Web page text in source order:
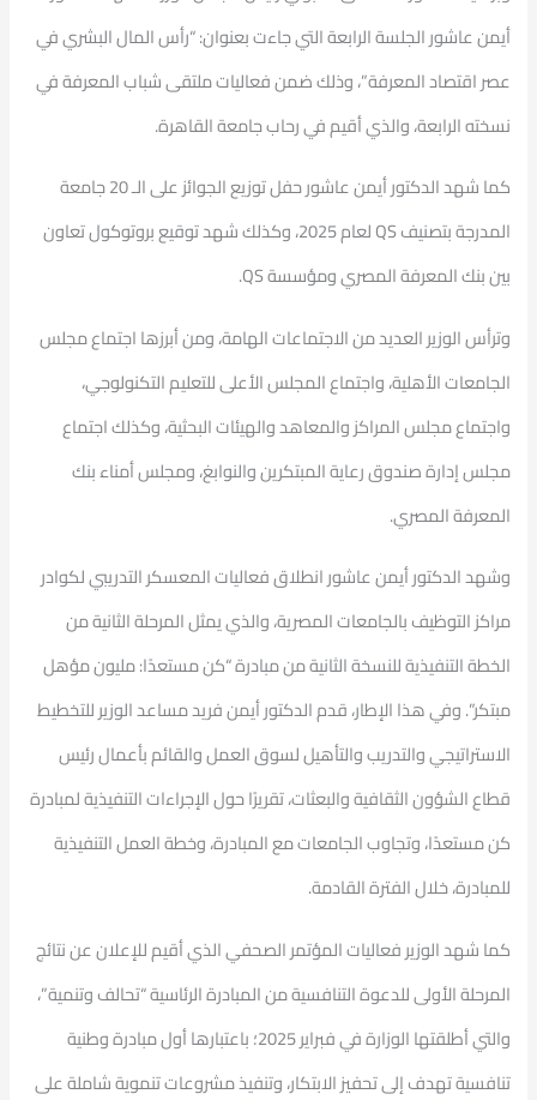
أيمن عاشور الجلسة الرابعة التي جاءت بعنوان: “رأس المال البشري في
عصر اقتصاد المعرفة”، وذلك ضمن فعاليات ملتقى شباب المعرفة في
نسخته الرابعة، والذي أقيم في رحاب جامعة القاهرة.
كما شهد الدكتور أيمن عاشور حفل توزيع الجوائز على الـ 20 جامعة
المدرجة بتصنيف QS لعام 2025، وكذلك شهد توقيع بروتوكول تعاون
بين بنك المعرفة المصري ومؤسسة QS.
وترأس الوزير العديد من الاجتماعات الهامة، ومن أبرزها اجتماع مجلس
الجامعات الأهلية، واجتماع المجلس الأعلى للتعليم التكنولوجي،
واجتماع مجلس المراكز والمعاهد والهيئات البحثية، وكذلك اجتماع
مجلس إدارة صندوق رعاية المبتكرين والنوابغ، ومجلس أمناء بنك
المعرفة المصري.
وشهد الدكتور أيمن عاشور انطلاق فعاليات المعسكر التدريبي لكوادر
مراكز التوظيف بالجامعات المصرية، والذي يمثل المرحلة الثانية من
الخطة التنفيذية للنسخة الثانية من مبادرة “كن مستعدًا: مليون مؤهل
مبتكر”. وفي هذا الإطار، قدم الدكتور أيمن فريد مساعد الوزير للتخطيط
الاستراتيجي والتدريب والتأهيل لسوق العمل والقائم بأعمال رئيس
قطاع الشؤون الثقافية والبعثات، تقريرًا حول الإجراءات التنفيذية لمبادرة
كن مستعدًا، وتجاوب الجامعات مع المبادرة، وخطة العمل التنفيذية
للمبادرة، خلال الفترة القادمة.
كما شهد الوزير فعاليات المؤتمر الصحفي الذي أقيم للإعلان عن نتائج
المرحلة الأولى للدعوة التنافسية من المبادرة الرئاسية “تحالف وتنمية”،
والتي أطلقتها الوزارة في فبراير 2025؛ باعتبارها أول مبادرة وطنية
تنافسية تهدف إلى تحفيز الابتكار، وتنفيذ مشروعات تنموية شاملة على